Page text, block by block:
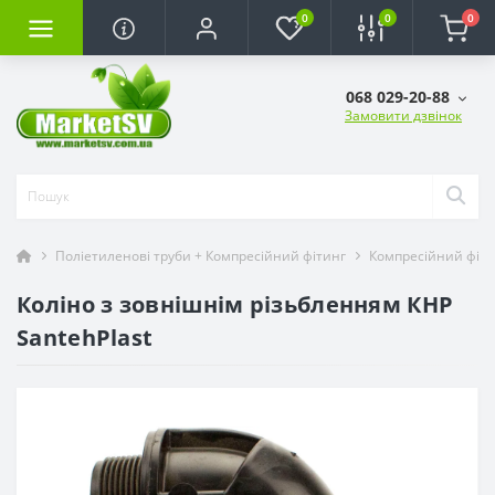
0 0 0
068 029-20-88
Замовити дзвінок
Поліетиленові труби + Компресійний фітинг Компресійний
Коліно з зовнішнім різьбленням КНР
SantehPlast